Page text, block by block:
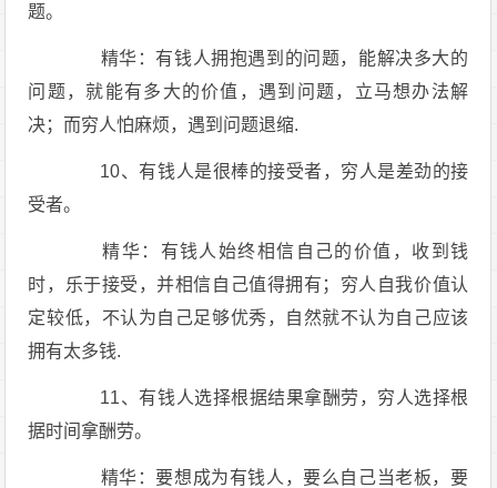
题。
精华：有钱人拥抱遇到的问题，能解决多大的
问题，就能有多大的价值，遇到问题，立马想办法解
决；而穷人怕麻烦，遇到问题退缩.
10、有钱人是很棒的接受者，穷人是差劲的接
受者。
精华：有钱人始终相信自己的价值，收到钱
时，乐于接受，并相信自己值得拥有；穷人自我价值认
定较低，不认为自己足够优秀，自然就不认为自己应该
拥有太多钱.
11、有钱人选择根据结果拿酬劳，穷人选择根
据时间拿酬劳。
精华：要想成为有钱人，要么自己当老板，要